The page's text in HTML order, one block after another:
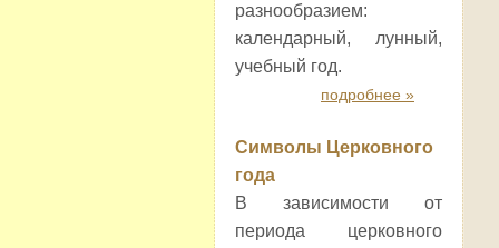
разнообразием:
календарный, лунный,
учебный год.
подробнее »
Символы Церковного
года
В зависимости от
периода церковного